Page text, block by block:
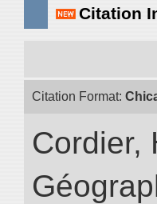
Citation
Citation Format:
Cordier,